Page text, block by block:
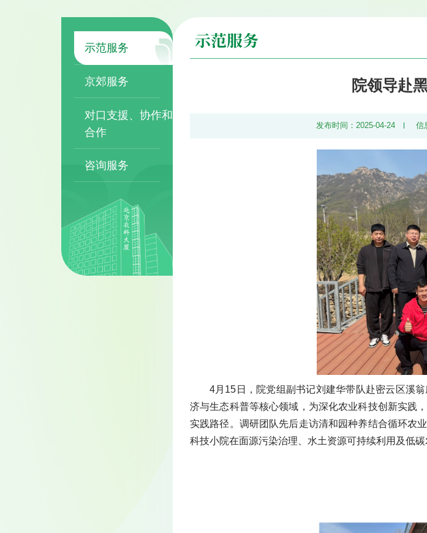
示范服务
京郊服务
对口支援、协作和
合作
咨询服务
示范服务
院领导赴
发布时间：2025-04-24 信
4月15日，院党组副书记刘建华带队赴密云区溪
济与生态科普等核心领域，为深化农业科技创新实践
实践路径。调研团队先后走访清和园种养结合循环农
科技小院在面源污染治理、水土资源可持续利用及低碳